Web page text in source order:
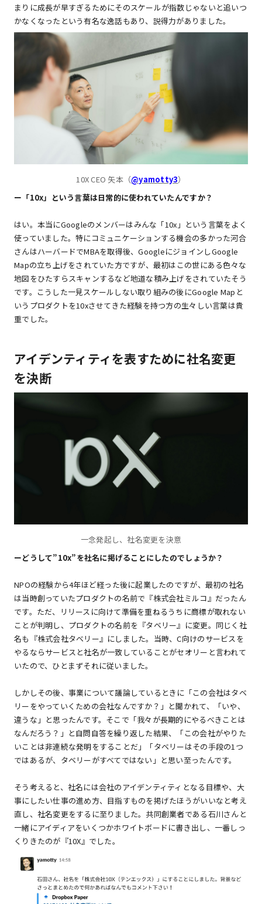
まりに成長が早すぎるためにそのスケールが指数じゃないと追いつ
かなくなったという有名な逸話もあり、説得力がありました。
10X CEO 矢本（@yamotty3）
ー「10x」という言葉は日常的に使われていたんですか？
はい。本当にGoogleのメンバーはみんな「10x」という言葉をよく
使っていました。特にコミュニケーションする機会の多かった河合
さんはハーバードでMBAを取得後、GoogleにジョインしGoogle
Mapの立ち上げをされていた方ですが、最初はこの世にある色々な
地図をひたすらスキャンするなど地道な積み上げをされていたそう
です。こうした一見スケールしない取り組みの後にGoogle Mapと
いうプロダクトを10xさせてきた経験を持つ方の生々しい言葉は貴
重でした。
アイデンティティを表すために社名変更
を決断
一念発起し、社名変更を決意
ーどうして”10x”を社名に掲げることにしたのでしょうか？
NPOの経験から4年ほど経った後に起業したのですが、最初の社名
は当時創っていたプロダクトの名前で『株式会社ミルコ』だったん
です。ただ、リリースに向けて準備を重ねるうちに商標が取れない
ことが判明し、プロダクトの名前を『タベリー』に変更。同じく社
名も『株式会社タベリー』にしました。当時、C向けのサービスを
やるならサービスと社名が一致していることがセオリーと言われて
いたので、ひとまずそれに従いました。
しかしその後、事業について議論しているときに「この会社はタベ
リーをやっていくための会社なんですか？」と聞かれて、「いや、
違うな」と思ったんです。そこで「我々が長期的にやるべきことは
なんだろう？」と自問自答を繰り返した結果、「この会社がやりた
いことは非連続な発明をすることだ」「タベリーはその手段の1つ
ではあるが、タベリーがすべてではない」と思い至ったんです。
そう考えると、社名には会社のアイデンティティとなる目標や、大
事にしたい仕事の進め方、目指すものを掲げたほうがいいなと考え
直し、社名変更をするに至りました。共同創業者である石川さんと
一緒にアイディアをいくつかホワイトボードに書き出し、一番しっ
くりきたのが『10X』でした。